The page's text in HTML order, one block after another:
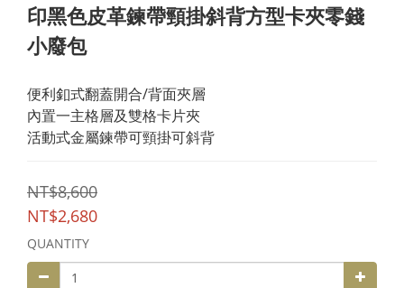
印黑色皮革鍊帶頸掛斜背方型卡夾零錢
小廢包
便利釦式翻蓋開合/背面夾層
內置一主格層及雙格卡片夾
活動式金屬鍊帶可頸掛可斜背
NT$8,600
NT$2,680
QUANTITY